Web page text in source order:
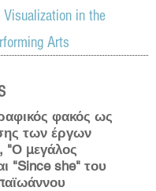
in the
Arts
φακός ως
των έργων
"Ο μεγάλος
"Since she" του